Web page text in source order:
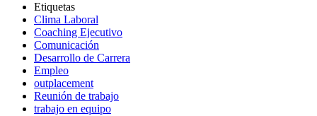
Etiquetas
Clima Laboral
Coaching Ejecutivo
Comunicación
Desarrollo de Carrera
Empleo
outplacement
Reunión de trabajo
trabajo en equipo